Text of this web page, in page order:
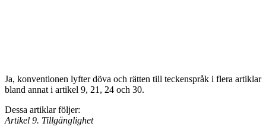
Ja, konventionen lyfter döva och rätten till teckenspråk i flera artiklar
bland annat i artikel 9, 21, 24 och 30.
Dessa artiklar följer:
Artikel 9. Tillgänglighet